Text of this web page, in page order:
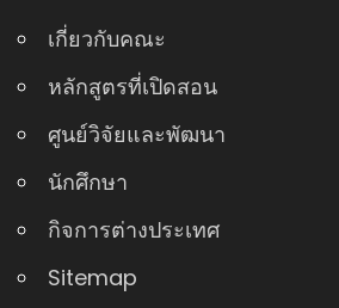
เกี่ยวกับคณะ
หลักสูตรที่เปิดสอน
ศูนย์วิจัยและพัฒนา
นักศึกษา
กิจการต่างประเทศ
Sitemap